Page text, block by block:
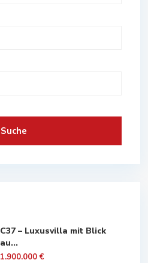
Suche
C37 – Luxusvilla mit Blick
au...
1.900.000 €